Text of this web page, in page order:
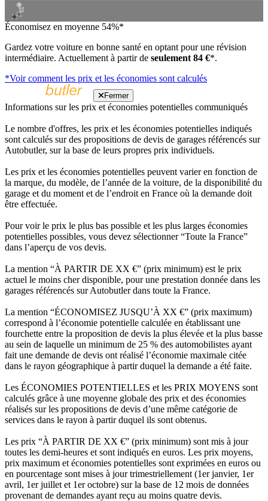
Économisez en moyenne 54%*
Gardez votre voiture en bonne santé en optant pour une révision
intermédiaire. Actuellement à partir de seulement 84 €*.
*Voir comment les prix et les économies sont calculés
Fermer
Informations sur les prix et économies potentielles communiqués
Le nombre d'offres, les prix et les économies potentielles indiqués
sont calculés sur des propositions de devis de garages référencés sur
Autobutler, sur la base de leurs propres prix individuels.
Les prix et les économies potentielles peuvent varier en fonction de
la marque, du modèle, de l’année de la voiture, de la disponibilité du
garage et du moment et de l’endroit en France où la demande doit
être effectuée.
Pour voir le prix le plus bas possible et les plus larges économies
potentielles possibles, vous devez sélectionner “Toute la France”
dans l’aperçu de vos devis.
La mention “À PARTIR DE XX €” (prix minimum) est le prix
actuel le moins cher disponible, pour une prestation donnée dans les
garages référencés sur Autobutler dans toute la France.
La mention “ÉCONOMISEZ JUSQU’À XX €” (prix maximum)
correspond à l’économie potentielle calculée en établissant une
fourchette entre la proposition de devis la plus élevée et la plus basse
au sein de laquelle un minimum de 25 % des automobilistes ayant
fait une demande de devis ont réalisé l’économie maximale citée
dans le rayon géographique à partir duquel la demande a été faite.
Les ÉCONOMIES POTENTIELLES et les PRIX MOYENS sont
calculés grâce à une moyenne globale des prix et des économies
réalisés sur les propositions de devis d’une même catégorie de
services dans le rayon à partir duquel ils sont obtenus.
Les prix “À PARTIR DE XX €” (prix minimum) sont mis à jour
toutes les demi-heures et sont indiqués en euros. Les prix moyens,
prix maximum et économies potentielles sont exprimées en euros ou
en pourcentage sont mises à jour trimestriellement (1er janvier, 1er
avril, 1er juillet et 1er octobre) sur la base de 12 mois de données
provenant de demandes ayant reçu au moins quatre devis.